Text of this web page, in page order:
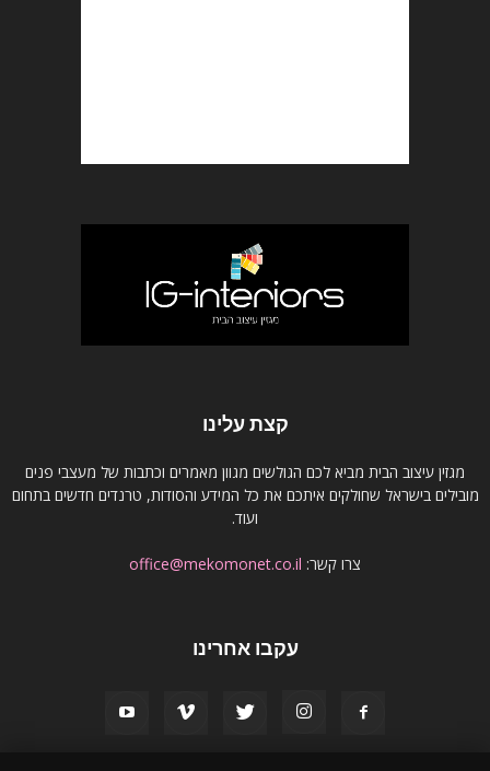
קצת עלינו
מגזין עיצוב הבית מביא לכם הגולשים מגוון מאמרים וכתבות של מעצבי פנים
מובילים בישראל שחולקים איתכם את כל המידע והסודות, טרנדים חדשים בתחום
ועוד.
צרו קשר: office@mekomonet.co.il
עקבו אחרינו